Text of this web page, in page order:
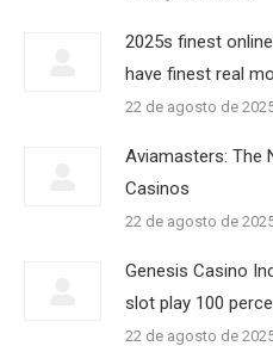
2025s finest
have finest real
22 de agosto de
Aviamasters: The
Casinos
22 de agosto de
Genesis Casino
slot play 100
22 de agosto de